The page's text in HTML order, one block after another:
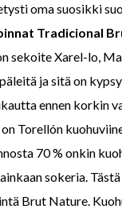
oma suosikki
Tradicional
sekoite Xarel-lo,
ja sitä on
ennen korkin
Torellón
70 % onkin
sokeria.
Brut Nature.